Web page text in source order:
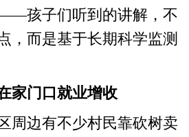
孩子们听到的讲解，不
，而是基于长期科学监测
家门口就业增收
边有不少村民靠砍树卖